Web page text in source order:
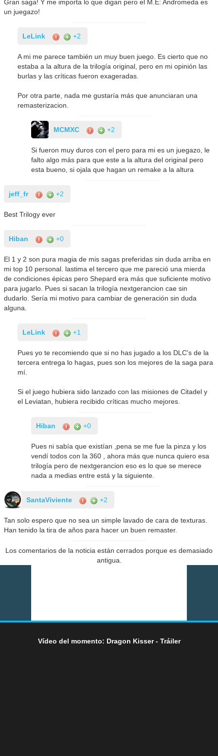
Gran saga! Y me importa lo que digan pero el M.E: Andromeda es
un juegazo!
LeLink +2
A mi me parece también un muy buen juego. Es cierto que no
estaba a la altura de la trilogía original, pero en mi opinión las
burlas y las críticas fueron exageradas.
Por otra parte, nada me gustaría más que anunciaran una
remasterizacion.
MCMXC +2
Si fueron muy duros con el pero para mi es un juegazo, le
falto algo más para que este a la altura del original pero
esta bueno, si ojala que hagan un remake a la altura
jeff_fr +2
Best Trilogy ever
Hiban +0
El 1 y 2 son pura magia de mis sagas preferidas sin duda arriba en
mi top 10 personal. lastima el tercero que me pareció una mierda
de condiciones épicas pero Shepard era más que suficiente motivo
para jugarlo. Pues si sacan la trilogía nextgerancion cae sin
dudarlo. Sería mi motivo para cambiar de generación sin duda
alguna.
LeLink +1
Pues yo te recomiendo que si no has jugado a los DLC's de la
tercera entrega lo hagas, pues son los mejores de la saga para
mí.
Si el juego hubiera sido lanzado con las misiones de Citadel y
el Leviatan, hubiera recibido críticas mucho mejores.
Hiban +0
Pues ni sabía que existían ,pena se me fue la pinza y los
vendí todos con la 360 , ahora más que nunca quiero esa
trilogía pero de nextgerancion eso es lo que se merece
nada a medias entre está y la siguiente.
SantaViviente +2
Tan solo espero que no sea un simple lavado de cara de texturas.
Han tenido la tira de años para hacer un buen remaster.
Los comentarios de la noticia están cerrados porque es demasiado
antigua.
Vídeo del momento: Dragon Kisser - Tráiler